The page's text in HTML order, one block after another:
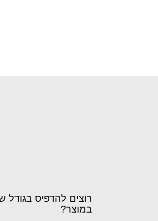
רוצים להדפיס בגודל
במוצר?